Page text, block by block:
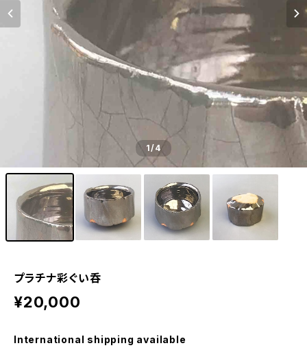
1/4
プラチナ彩ぐい呑
¥20,000
International shipping available